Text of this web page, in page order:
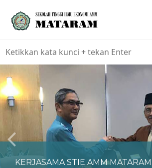
KERJASAMA STIE AMM